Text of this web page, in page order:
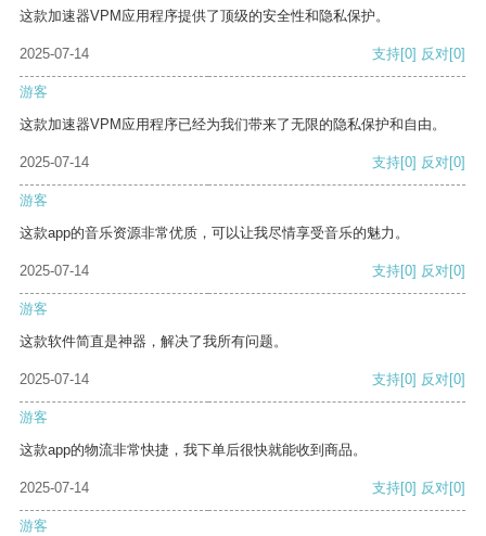
这款加速器VPM应用程序提供了顶级的安全性和隐私保护。
2025-07-14 支持[0] 反对[0]
游客
这款加速器VPM应用程序已经为我们带来了无限的隐私保护和自由。
2025-07-14 支持[0] 反对[0]
游客
这款app的音乐资源非常优质，可以让我尽情享受音乐的魅力。
2025-07-14 支持[0] 反对[0]
游客
这款软件简直是神器，解决了我所有问题。
2025-07-14 支持[0] 反对[0]
游客
这款app的物流非常快捷，我下单后很快就能收到商品。
2025-07-14 支持[0] 反对[0]
游客